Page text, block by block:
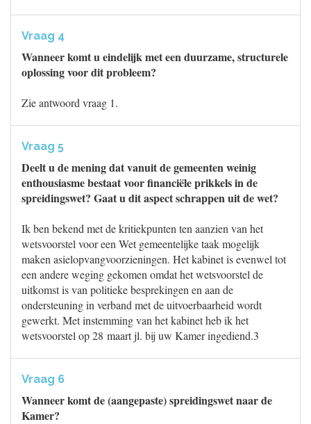
Vraag 4
Wanneer komt u eindelijk met een duurzame, structurele
oplossing voor dit probleem?
Zie antwoord vraag 1.
Vraag 5
Deelt u de mening dat vanuit de gemeenten weinig
enthousiasme bestaat voor financiële prikkels in de
spreidingswet? Gaat u dit aspect schrappen uit de wet?
Ik ben bekend met de kritiekpunten ten aanzien van het
wetsvoorstel voor een Wet gemeentelijke taak mogelijk
maken asielopvangvoorzieningen. Het kabinet is evenwel tot
een andere weging gekomen omdat het wetsvoorstel de
uitkomst is van politieke besprekingen en aan de
ondersteuning in verband met de uitvoerbaarheid wordt
gewerkt. Met instemming van het kabinet heb ik het
wetsvoorstel op 28 maart jl. bij uw Kamer ingediend.3
Vraag 6
Wanneer komt de (aangepaste) spreidingswet naar de
Kamer?